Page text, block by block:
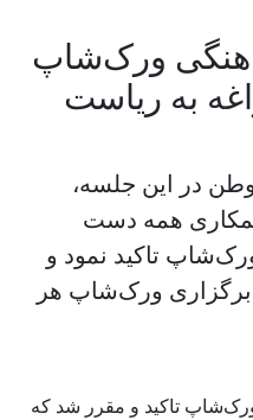
ورک‌شاپ
به ریاست
در این جلسه،
همه دست
تاکید نمود و
ورک‌شاپ هر
تاکید و مقرر شد که